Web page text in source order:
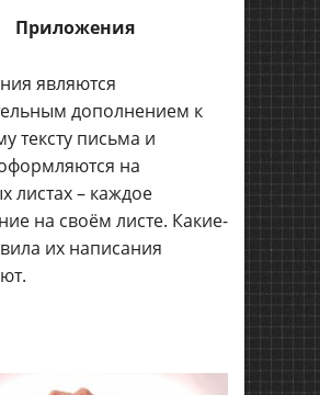
Приложения
являются
дополнением к
тексту письма и
на
листах – каждое
на своём листе. Какие-
их написания